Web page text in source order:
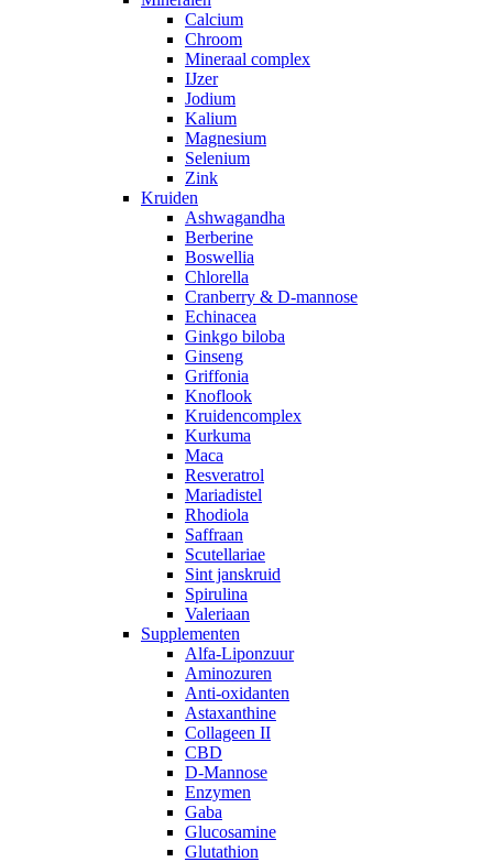
Calcium
Chroom
Mineraal complex
IJzer
Jodium
Kalium
Magnesium
Selenium
Zink
Kruiden
Ashwagandha
Berberine
Boswellia
Chlorella
Cranberry & D-mannose
Echinacea
Ginkgo biloba
Ginseng
Griffonia
Knoflook
Kruidencomplex
Kurkuma
Maca
Resveratrol
Mariadistel
Rhodiola
Saffraan
Scutellariae
Sint janskruid
Spirulina
Valeriaan
Supplementen
Alfa-Liponzuur
Aminozuren
Anti-oxidanten
Astaxanthine
Collageen II
CBD
D-Mannose
Enzymen
Gaba
Glucosamine
Glutathion